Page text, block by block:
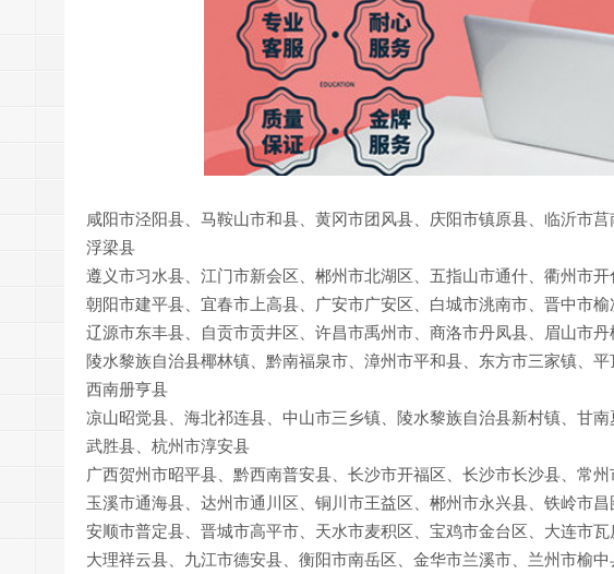
咸阳市泾阳县、马鞍山市和县、黄冈市团风县、庆阳市镇原县、临沂市
浮梁县
遵义市习水县、江门市新会区、郴州市北湖区、五指山市通什、衢州市
朝阳市建平县、宜春市上高县、广安市广安区、白城市洮南市、晋中市榆
辽源市东丰县、自贡市贡井区、许昌市禹州市、商洛市丹凤县、眉山市
陵水黎族自治县椰林镇、黔南福泉市、漳州市平和县、东方市三家镇、
西南册亨县
凉山昭觉县、海北祁连县、中山市三乡镇、陵水黎族自治县新村镇、甘
武胜县、杭州市淳安县
广西贺州市昭平县、黔西南普安县、长沙市开福区、长沙市长沙县、常
玉溪市通海县、达州市通川区、铜川市王益区、郴州市永兴县、铁岭市
安顺市普定县、晋城市高平市、天水市麦积区、宝鸡市金台区、大连市
大理祥云县、九江市德安县、衡阳市南岳区、金华市兰溪市、兰州市榆中